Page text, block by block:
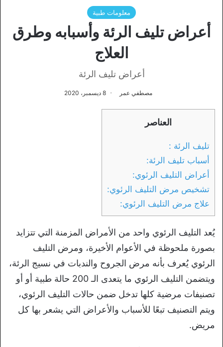
معلومات طبية
أعراض تليف الرئة وأسبابه وطرق
العلاج
أعراض تليف الرئة
مصطفي عمر 8 ديسمبر، 2020
العناصر
تليف الرئة :
أسباب تليف الرئة:
أعراض التليف الرئوي:
تشخيص مرض التليف الرئوي:
علاج مرض التليف الرئوي:
يُعد التليف الرئوي واحد من الأمراض المزمنة التي تتزايد
بصورة ملحوظة في الأعوام الأخيرة، ومرض التليف
الرئوي يُعرف بأنه مرض الجروح والندبات في نسيج الرئة،
ويتضمن التليف الرئوي ما يتعدى الـ 200 حالة طبية أو أو
تصنيفات مرضية كلها تدخل ضمن حالات التليف الرئوي،
ويتم التصنيف تبعًا للأسباب والأعراض التي يشعر بها كل
مريض.